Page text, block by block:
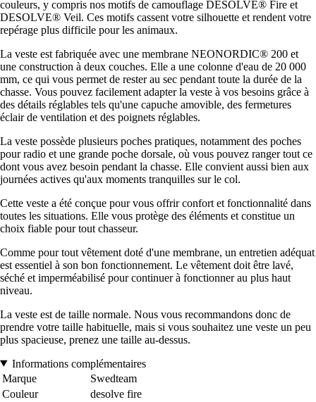
couleurs, y compris nos motifs de camouflage DESOLVE® Fire et
DESOLVE® Veil. Ces motifs cassent votre silhouette et rendent votre
repérage plus difficile pour les animaux.
La veste est fabriquée avec une membrane NEONORDIC® 200 et
une construction à deux couches. Elle a une colonne d'eau de 20 000
mm, ce qui vous permet de rester au sec pendant toute la durée de la
chasse. Vous pouvez facilement adapter la veste à vos besoins grâce à
des détails réglables tels qu'une capuche amovible, des fermetures
éclair de ventilation et des poignets réglables.
La veste possède plusieurs poches pratiques, notamment des poches
pour radio et une grande poche dorsale, où vous pouvez ranger tout ce
dont vous avez besoin pendant la chasse. Elle convient aussi bien aux
journées actives qu'aux moments tranquilles sur le col.
Cette veste a été conçue pour vous offrir confort et fonctionnalité dans
toutes les situations. Elle vous protège des éléments et constitue un
choix fiable pour tout chasseur.
Comme pour tout vêtement doté d'une membrane, un entretien adéquat
est essentiel à son bon fonctionnement. Le vêtement doit être lavé,
séché et imperméabilisé pour continuer à fonctionner au plus haut
niveau.
La veste est de taille normale. Nous vous recommandons donc de
prendre votre taille habituelle, mais si vous souhaitez une veste un peu
plus spacieuse, prenez une taille au-dessus.
Informations complémentaires
Marque
Swedteam
Couleur
desolve fire